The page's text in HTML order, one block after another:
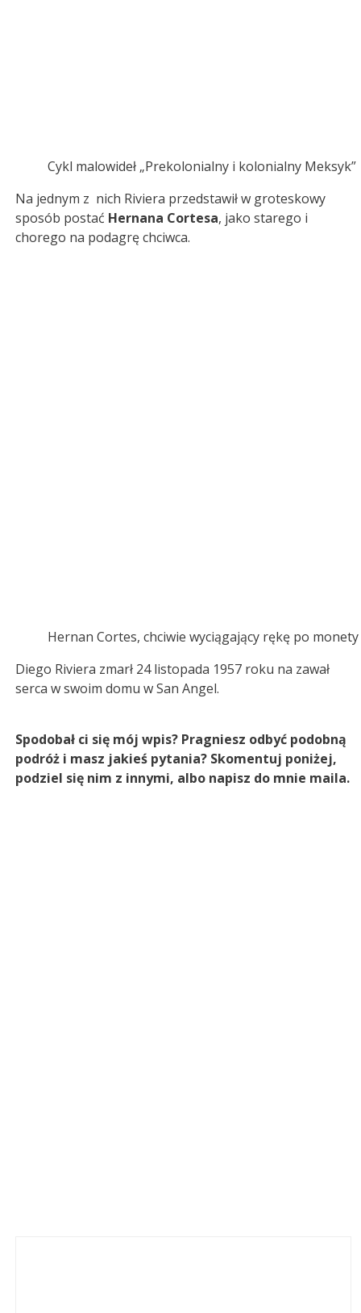
Cykl malowideł „Prekolonialny i kolonialny Meksyk”
Na jednym z nich Riviera przedstawił w groteskowy
sposób postać Hernana Cortesa, jako starego i
chorego na podagrę chciwca.
Hernan Cortes, chciwie wyciągający rękę po monety
Diego Riviera zmarł 24 listopada 1957 roku na zawał
serca w swoim domu w San Angel.
Spodobał ci się mój wpis? Pragniesz odbyć podobną
podróż i masz jakieś pytania? Skomentuj poniżej,
podziel się nim z innymi, albo napisz do mnie maila.